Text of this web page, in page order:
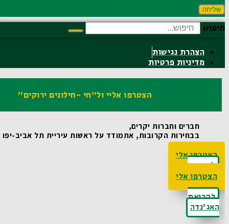
שליחה
חיפוש
הצהרת נגישות
מדיניות פרטיות
הצטרפו אליי ול"חי -חילונים ירוקים"
חברים וחברות יקרים,
בבחירות הקרובות, אתמודד על ראשות עיריית תל אביב-יפו
הצטרפו אלי
לקריאת
האג'נדה
הצטרפו אלי
לקריאת
האג'נדה